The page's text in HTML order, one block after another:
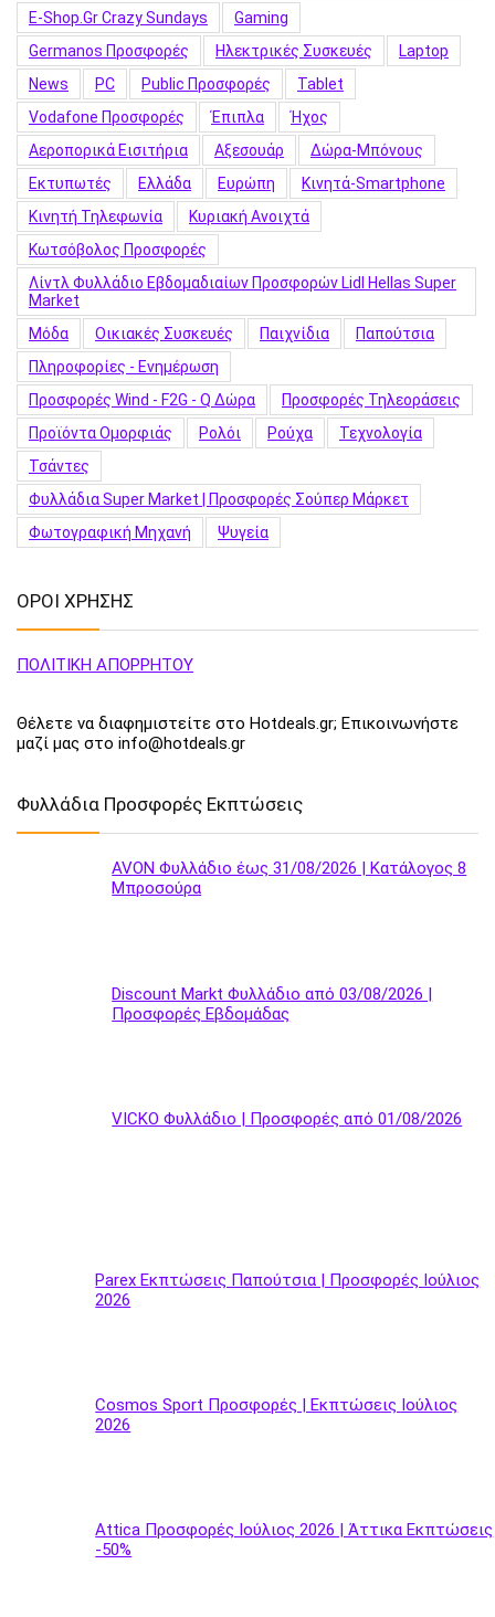
E-Shop.gr Crazy Sundays
Gaming
Germanos Προσφορές
Hλεκτρικές Συσκευές
Laptop
News
PC Public Προσφορές
Tablet
Vodafone Προσφορές
Έπιπλα
Ήχος
Αεροπορικά Εισιτήρια
Αξεσουάρ
Δώρα-Μπόνους
Εκτυπωτές
Ελλάδα Ευρώπη
Κινητά-Smartphone
Κινητή Τηλεφωνία
Κυριακή Ανοιχτά
Κωτσόβολος Προσφορές
Λίντλ Φυλλάδιο Εβδομαδιαίων Προσφορών Lidl Hellas Super
Market
Μόδα
Οικιακές Συσκευές Παιχνίδια
Παπούτσια
Πληροφορίες - Ενημέρωση
Προσφορές Wind - F2G - Q Δώρα
Προσφορές Τηλεοράσεις
Προϊόντα Ομορφιάς
Ρολόι Ρούχα
Τεχνολογία
Τσάντες
Φυλλάδια Super Market | Προσφορές Σούπερ Μάρκετ
Φωτογραφική Μηχανή
Ψυγεία
ΟΡΟΙ ΧΡΗΣΗΣ
ΠΟΛΙΤΙΚΗ ΑΠΟΡΡΗΤΟΥ
Θέλετε να διαφημιστείτε στο Hotdeals.gr; Επικοινωνήστε
μαζί μας στο info@hotdeals.gr
Φυλλάδια Προσφορές Εκπτώσεις
AVON Φυλλάδιο έως 31/08/2026 | Κατάλογος 8
Μπροσούρα
Discount Markt Φυλλάδιο από 03/08/2026 |
Προσφορές Εβδομάδας
VICKO Φυλλάδιο | Προσφορές από 01/08/2026
Parex Εκπτώσεις Παπούτσια | Προσφορές Ιούλιος
2026
Cosmos Sport Προσφορές | Εκπτώσεις Ιούλιος
2026
Attica Προσφορές Ιούλιος 2026 | Άττικα Εκπτώσεις
-50%